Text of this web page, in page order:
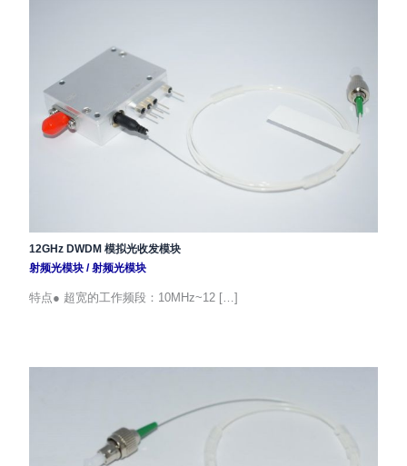
12GHz DWDM 模拟光收发模块
射频光模块/射频光模块
特点● 超宽的工作频段：10MHz~12 […]